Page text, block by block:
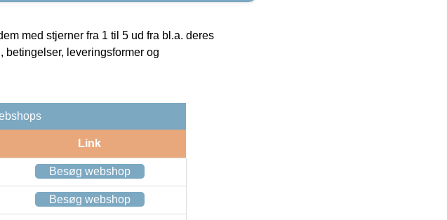
med stjerner fra 1 til 5 ud fra bl.a. deres
leveringsformer og
Link
Besøg webshop
Besøg webshop